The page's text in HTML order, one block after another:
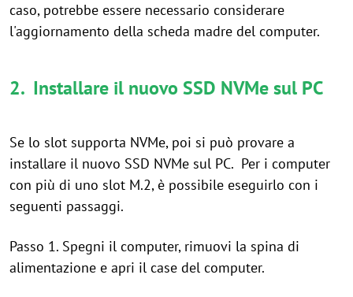
caso, potrebbe essere necessario considerare
l'aggiornamento della scheda madre del computer.
2. Installare il nuovo SSD NVMe sul PC
Se lo slot supporta NVMe, poi si può provare a
installare il nuovo SSD NVMe sul PC. Per i computer
con più di uno slot M.2, è possibile eseguirlo con i
seguenti passaggi.
Passo 1. Spegni il computer, rimuovi la spina di
alimentazione e apri il case del computer.